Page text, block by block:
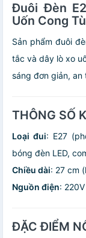
Đuôi Đèn
Uốn Cong
Sản phẩm đuôi
tắc và dây lò xo
sáng đơn giản, an
THÔNG SỐ
Loại đui: E27
bóng đèn LED,
Chiều dài: 27 cm
Nguồn điện:
ĐẶC ĐIỂM